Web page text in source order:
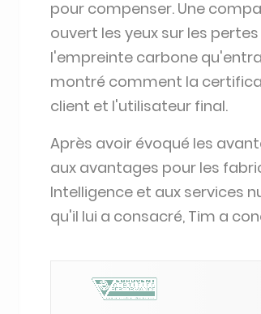
l'empreinte carbone
montré comment la
client et l'utilisateur final.
Après avoir évoqué les
Intelligence et aux services
qu'il lui a consacré, Tim a